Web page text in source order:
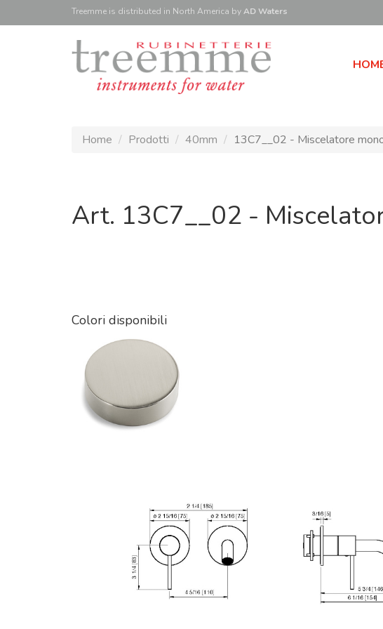
Treemme is distributed in North America byAD Waters
Home Prodotti 40mm 13C7__02 - Miscelatore
Art. 13C7__02 -
Colori disponibili